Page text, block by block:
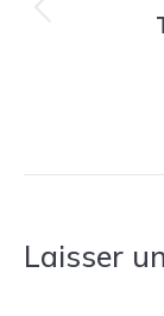
de
Laisser